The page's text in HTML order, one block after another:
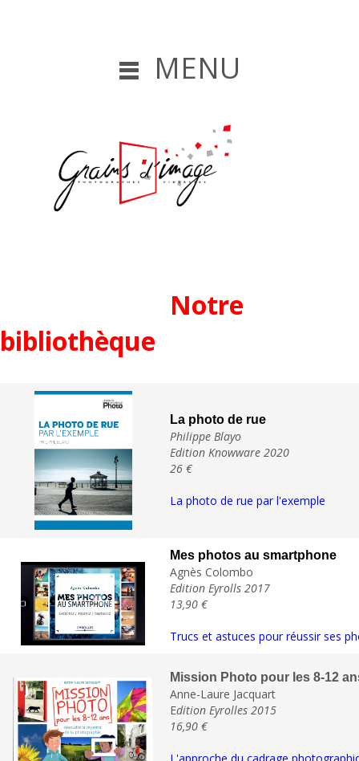
MENU
Notre
bibliothèque
La photo de rue
Philippe Blayo
Edition Knowware 2020
26 €
La photo de rue par l'exemple
Mes photos au smartphone
Agnès Colombo
Edition Eyrolls 2017
13,90 €
Trucs et astuces pour réussir ses
Mission Photo pour les 8-12
Anne-Laure Jacquart
Edition Eyrolles 2015
16,90 €